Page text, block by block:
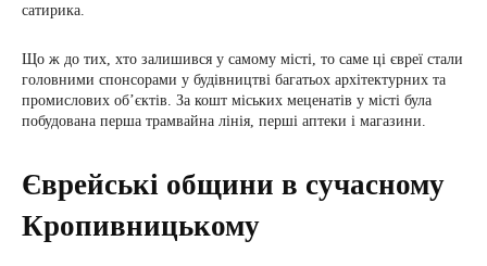
сатирика.
Що ж до тих, хто залишився у самому місті, то саме ці євреї стали
головними спонсорами у будівництві багатьох архітектурних та
промислових об’єктів. За кошт міських меценатів у місті була
побудована перша трамвайна лінія, перші аптеки і магазини.
Єврейські общини в сучасному
Кропивницькому